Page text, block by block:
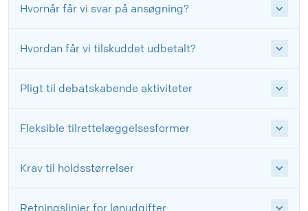
Hvornår får vi svar på ansøgning?
Hvordan får vi tilskuddet udbetalt?
Pligt til debatskabende aktiviteter
Fleksible tilrettelæggelsesformer
Krav til holdsstørrelser
Retningslinjer for lønudgifter